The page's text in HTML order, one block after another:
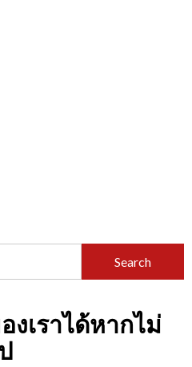
เราได้หากไม่